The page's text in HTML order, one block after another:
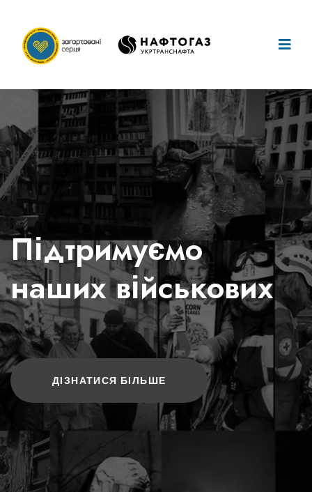
ДІЗНАТИСЯ БІЛЬШЕ
Піклуємосяпро
наших дітей